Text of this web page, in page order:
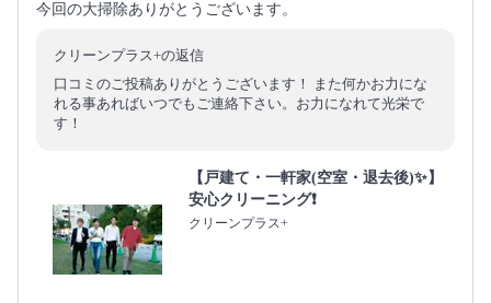
今回の大掃除ありがとうございます。
クリーンプラス+の返信
口コミのご投稿ありがとうございます！ また何かお力にな
れる事あればいつでもご連絡下さい。お力になれて光栄で
す！
【戸建て・一軒家(空室・退去後)✨】
安心クリーニング❗️
クリーンプラス+